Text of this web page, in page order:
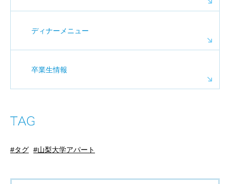
ディナーメニュー
卒業生情報
タグ 山梨大学アパート